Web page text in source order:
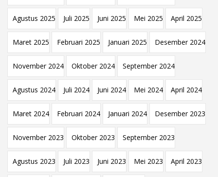
Agustus 2025 Juli 2025 Juni 2025 Mei 2025 April 2025
Maret 2025 Februari 2025 Januari 2025 Desember 2024
November 2024 Oktober 2024 September 2024
Agustus 2024 Juli 2024 Juni 2024 Mei 2024 April 2024
Maret 2024 Februari 2024 Januari 2024 Desember 2023
November 2023 Oktober 2023 September 2023
Agustus 2023 Juli 2023 Juni 2023 Mei 2023 April 2023